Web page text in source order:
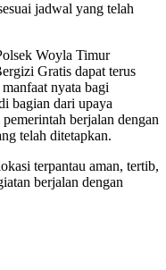
jadwal yang telah
Woyla Timur
Gratis dapat terus
nyata bagi
bagian dari upaya
berjalan dengan
telah ditetapkan.
terpantau aman, tertib,
berjalan dengan